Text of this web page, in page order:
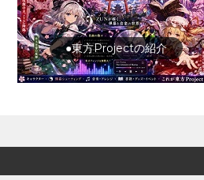
旅行の前に旅行先をチェック